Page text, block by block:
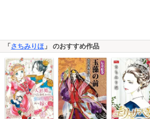
「 さちみりほ 」 のおすすめ作品